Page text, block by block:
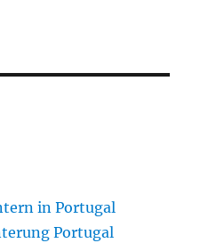
in Portugal
Portugal